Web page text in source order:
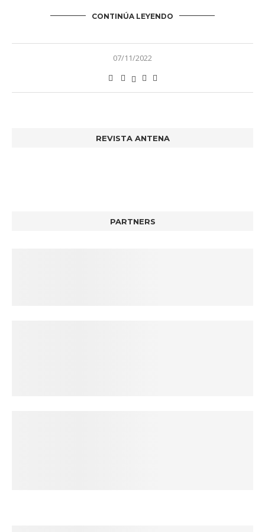
CONTINÚA LEYENDO
07/11/2022
REVISTA ANTENA
PARTNERS